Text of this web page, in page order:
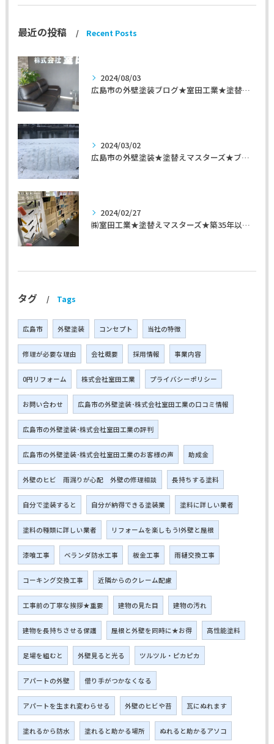
最近の投稿 Recent Posts
2024/08/03
広島市の外壁塗装ブログ★室田工業★塗替えマスターズ★外壁リフォーム
2024/03/02
広島市の外壁塗装★塗替えマスターズ★ブログ「初めて家を手入れするのに」
2024/02/27
㈱室田工業★塗替えマスターズ★築35年以上のお宅の施工事例
タグ Tags
広島市 外壁塗装 コンセプト 当社の特徴
修理が必要な理由 会社概要 採用情報 事業内容
0円リフォーム 株式会社室田工業 プライバシーポリシー
お問い合わせ 広島市の外壁塗装･株式会社室田工業の口コミ情報
広島市の外壁塗装･株式会社室田工業の評判
広島市の外壁塗装･株式会社室田工業のお客様の声 助成金
外壁のヒビ 雨漏りが心配 外壁の修理相談 長持ちする塗料
自分で塗装すると 自分が納得できる塗装業 塗料に詳しい業者
塗料の種類に詳しい業者 リフォームを楽しもう!外壁と屋根
漆喰工事 ベランダ防水工事 板金工事 雨樋交換工事
コーキング交換工事 近隣からのクレーム配慮
工事前の丁寧な挨拶★重要 建物の見た目 建物の汚れ
建物を長持ちさせる保護 屋根と外壁を同時に★お得 高性能塗料
足場を組むと 外壁見ると光る ツルツル・ピカピカ
アパートの外壁 借り手がつかなくなる
アパートを生まれ変わらせる 外壁のヒビや苔 瓦にぬれます
塗れるから防水 塗れると助かる場所 ぬれると助かるアソコ